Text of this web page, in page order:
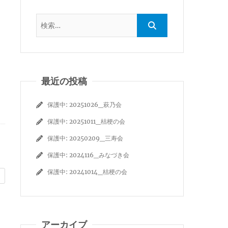
最近の投稿
保護中: 20251026_萩乃会
保護中: 20251011_桔梗の会
保護中: 20250209_三寿会
保護中: 2024116_みなづき会
保護中: 20241014_桔梗の会
アーカイブ